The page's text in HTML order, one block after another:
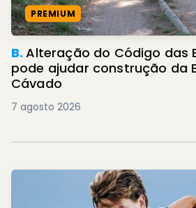
PREMIUM
B.Alteração do Código das Expropriações
pode ajudar construção da
Cávado
7 agosto 2026